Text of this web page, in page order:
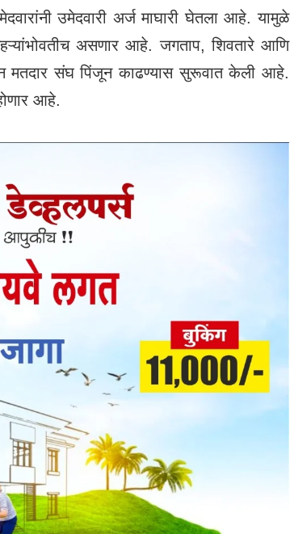
उमेदवारी अर्ज माघारी घेतला आहे. यामुळे
असणार आहे. जगताप, शिवतारे आणि
मतदार संघ पिंजून काढण्यास सुरूवात केली आहे.
आहे.